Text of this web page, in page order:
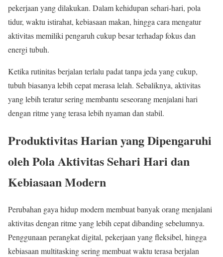
pekerjaan yang dilakukan. Dalam kehidupan sehari-hari, pola
tidur, waktu istirahat, kebiasaan makan, hingga cara mengatur
aktivitas memiliki pengaruh cukup besar terhadap fokus dan
energi tubuh.
Ketika rutinitas berjalan terlalu padat tanpa jeda yang cukup,
tubuh biasanya lebih cepat merasa lelah. Sebaliknya, aktivitas
yang lebih teratur sering membantu seseorang menjalani hari
dengan ritme yang terasa lebih nyaman dan stabil.
Produktivitas Harian yang Dipengaruhi
oleh Pola Aktivitas Sehari Hari dan
Kebiasaan Modern
Perubahan gaya hidup modern membuat banyak orang menjalani
aktivitas dengan ritme yang lebih cepat dibanding sebelumnya.
Penggunaan perangkat digital, pekerjaan yang fleksibel, hingga
kebiasaan multitasking sering membuat waktu terasa berjalan